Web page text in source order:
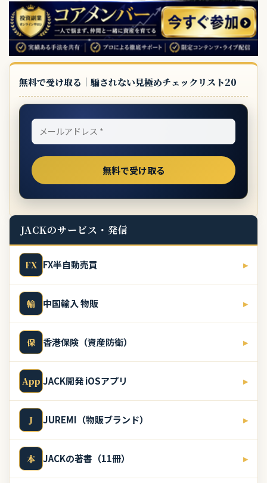
無料で受け取る｜騙されない見極めチェックリスト20
JACKのサービス・発信
FX FX半自動売買 ▸
輸 中国輸入 物販 ▸
保 香港保険（資産防衛） ▸
App JACK開発 iOSアプリ ▸
J JUREMI（物販ブランド） ▸
本 JACKの著書（11冊） ▸